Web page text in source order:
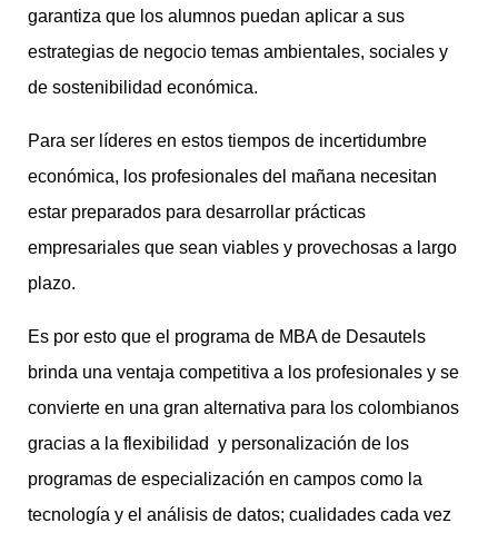
garantiza que los alumnos puedan aplicar a sus
estrategias de negocio temas ambientales, sociales y
de sostenibilidad económica.
Para ser líderes en estos tiempos de incertidumbre
económica, los profesionales del mañana necesitan
estar preparados para desarrollar prácticas
empresariales que sean viables y provechosas a largo
plazo.
Es por esto que el programa de MBA de Desautels
brinda una ventaja competitiva a los profesionales y se
convierte en una gran alternativa para los colombianos
gracias a la flexibilidad y personalización de los
programas de especialización en campos como la
tecnología y el análisis de datos; cualidades cada vez